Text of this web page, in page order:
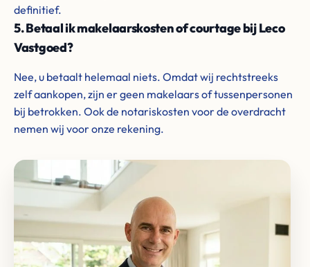
definitief.
5. Betaal ik makelaarskosten of courtage bij Leco
Vastgoed?
Nee, u betaalt helemaal niets. Omdat wij rechtstreeks
zelf aankopen, zijn er geen makelaars of tussenpersonen
bij betrokken. Ook de notariskosten voor de overdracht
nemen wij voor onze rekening.